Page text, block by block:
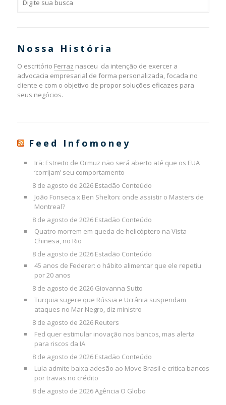
Nossa História
O escritório Ferraz nasceu da intenção de exercer a
advocacia empresarial de forma personalizada, focada no
cliente e com o objetivo de propor soluções eficazes para
seus negócios.
Feed Infomoney
Irã: Estreito de Ormuz não será aberto até que os EUA
‘corrijam’ seu comportamento
8 de agosto de 2026 Estadão Conteúdo
João Fonseca x Ben Shelton: onde assistir o Masters de
Montreal?
8 de agosto de 2026 Estadão Conteúdo
Quatro morrem em queda de helicóptero na Vista
Chinesa, no Rio
8 de agosto de 2026 Estadão Conteúdo
45 anos de Federer: o hábito alimentar que ele repetiu
por 20 anos
8 de agosto de 2026 Giovanna Sutto
Turquia sugere que Rússia e Ucrânia suspendam
ataques no Mar Negro, diz ministro
8 de agosto de 2026 Reuters
Fed quer estimular inovação nos bancos, mas alerta
para riscos da IA
8 de agosto de 2026 Estadão Conteúdo
Lula admite baixa adesão ao Move Brasil e critica bancos
por travas no crédito
8 de agosto de 2026Agência O Globo